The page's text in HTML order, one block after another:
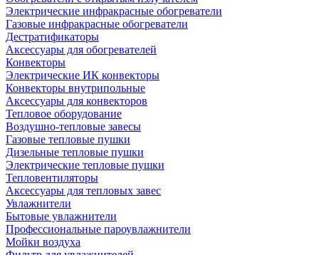
Электрические инфракрасные обогреватели
Газовые инфракрасные обогреватели
Дестратификаторы
Аксессуары для обогревателей
Конвекторы
Электрические ИК конвекторы
Конвекторы внутрипольные
Аксессуары для конвекторов
Тепловое оборудование
Воздушно-тепловые завесы
Газовые тепловые пушки
Дизельные тепловые пушки
Электрические тепловые пушки
Тепловентиляторы
Аксессуары для тепловых завес
Увлажнители
Бытовые увлажнители
Профессиональные пароувлажнители
Мойки воздуха